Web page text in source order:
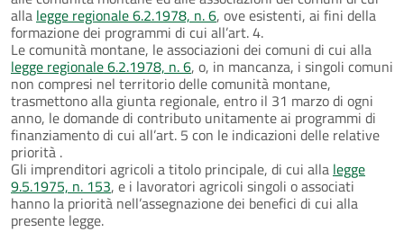
alla legge regionale 6.2.1978, n. 6, ove esistenti, ai fini della
formazione dei programmi di cui all’art. 4.
Le comunità montane, le associazioni dei comuni di cui alla
legge regionale 6.2.1978, n. 6, o, in mancanza, i singoli comuni
non compresi nel territorio delle comunità montane,
trasmettono alla giunta regionale, entro il 31 marzo di ogni
anno, le domande di contributo unitamente ai programmi di
finanziamento di cui all’art. 5 con le indicazioni delle relative
priorità .
Gli imprenditori agricoli a titolo principale, di cui alla legge
9.5.1975, n. 153, e i lavoratori agricoli singoli o associati
hanno la priorità nell’assegnazione dei benefici di cui alla
presente legge.